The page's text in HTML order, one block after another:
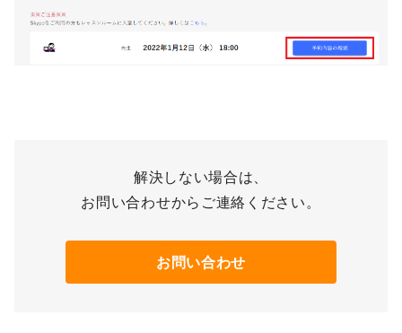
解決しない場合は、
お問い合わせからご連絡ください。
お問い合わせ